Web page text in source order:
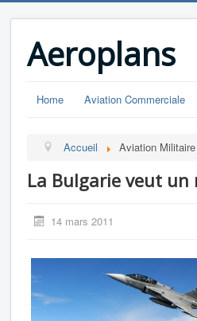
Aeroplans
Home Aviation Commerciale
Accueil Aviation Militaire
La Bulgarie veut un
14 mars 2011